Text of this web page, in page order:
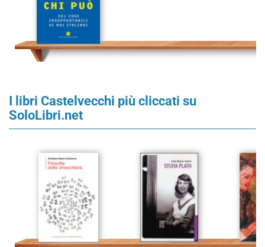
I libri Castelvecchi più cliccati su
SoloLibri.net